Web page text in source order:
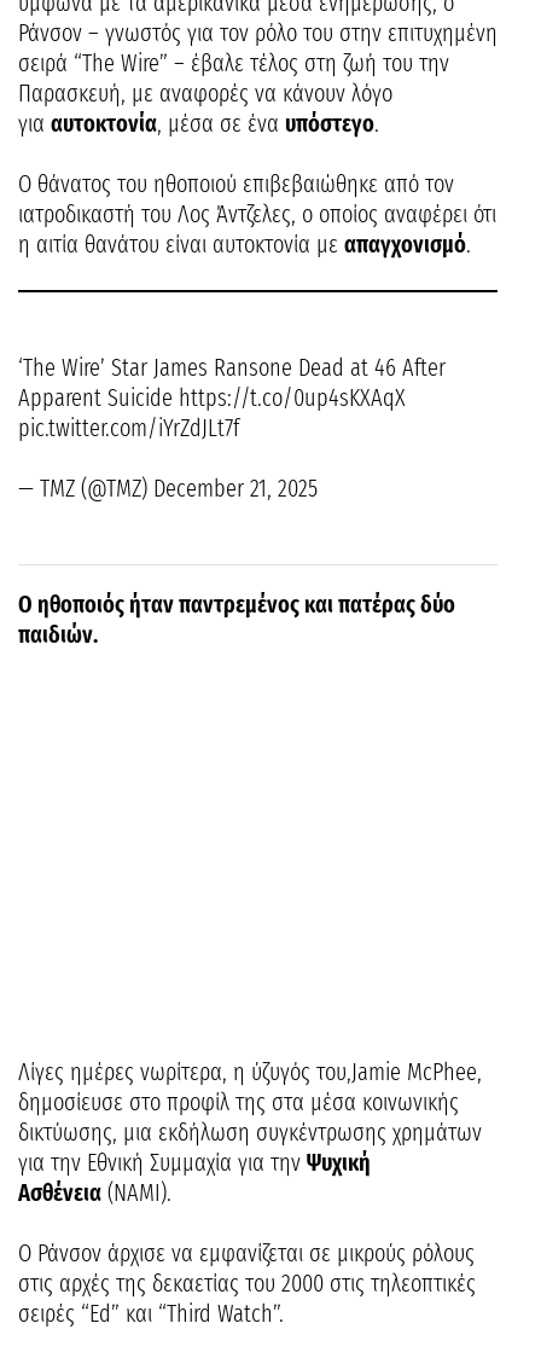
Ράνσον – γνωστός για τον ρόλο του στην επιτυχημένη
σειρά “The Wire” – έβαλε τέλος στη ζωή του την
Παρασκευή, με αναφορές να κάνουν λόγο
για αυτοκτονία, μέσα σε ένα υπόστεγο.
Ο θάνατος του ηθοποιού επιβεβαιώθηκε από τον
ιατροδικαστή του Λος Άντζελες, ο οποίος αναφέρει ότι
η αιτία θανάτου είναι αυτοκτονία με απαγχονισμό.
‘The Wire’ Star James Ransone Dead at 46 After
Apparent Suicide https://t.co/0up4sKXAqX
pic.twitter.com/iYrZdJLt7f
— TMZ (@TMZ) December 21, 2025
Ο ηθοποιός ήταν παντρεμένος και πατέρας δύο
παιδιών.
Λίγες ημέρες νωρίτερα, η ύζυγός του,Jamie McPhee,
δημοσίευσε στο προφίλ της στα μέσα κοινωνικής
δικτύωσης, μια εκδήλωση συγκέντρωσης χρημάτων
για την Εθνική Συμμαχία για την Ψυχική
Ασθένεια (NAMI).
Ο Ράνσον άρχισε να εμφανίζεται σε μικρούς ρόλους
στις αρχές της δεκαετίας του 2000 στις τηλεοπτικές
σειρές “Ed” και “Third Watch”.